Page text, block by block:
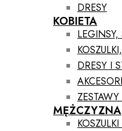
DRESY
KOBIETA
DRESY I
MĘŻCZYZNA